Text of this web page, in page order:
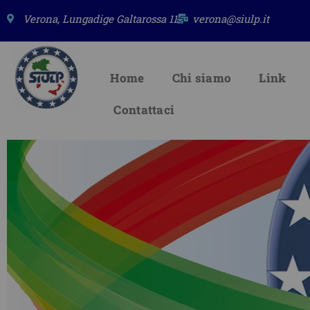
al
contenuto
Verona, Lungadige Galtarossa 11 verona@siulp.it
Home Chi siamo Link
Contattaci